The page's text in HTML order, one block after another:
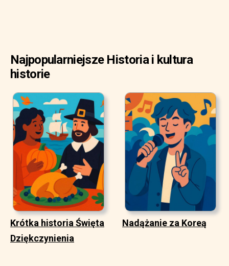
Najpopularniejsze Historia i kultura
historie
Krótka historia Święta
Dziękczynienia
Nadążanie za Koreą